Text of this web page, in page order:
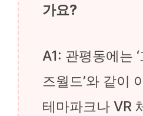
가요?
A1: 관평동에는
즈월드’와 같이
테마파크나 VR